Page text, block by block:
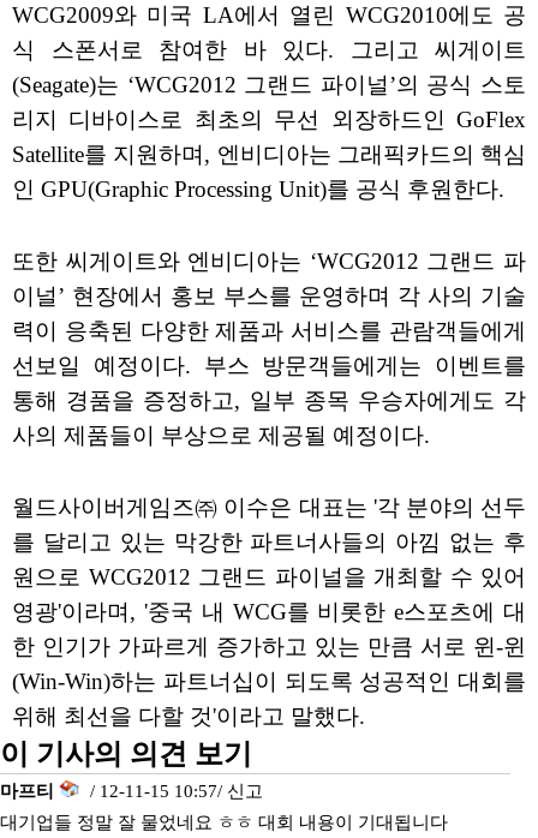
WCG2009와 미국 LA에서 열린 WCG2010에도 공
식 스폰서로 참여한 바 있다. 그리고 씨게이트
(Seagate)는 ‘WCG2012 그랜드 파이널’의 공식 스토
리지 디바이스로 최초의 무선 외장하드인 GoFlex
Satellite를 지원하며, 엔비디아는 그래픽카드의 핵심
인 GPU(Graphic Processing Unit)를 공식 후원한다.
또한 씨게이트와 엔비디아는 ‘WCG2012 그랜드 파
이널’ 현장에서 홍보 부스를 운영하며 각 사의 기술
력이 응축된 다양한 제품과 서비스를 관람객들에게
선보일 예정이다. 부스 방문객들에게는 이벤트를
통해 경품을 증정하고, 일부 종목 우승자에게도 각
사의 제품들이 부상으로 제공될 예정이다.
월드사이버게임즈㈜ 이수은 대표는 '각 분야의 선두
를 달리고 있는 막강한 파트너사들의 아낌 없는 후
원으로 WCG2012 그랜드 파이널을 개최할 수 있어
영광'이라며, '중국 내 WCG를 비롯한 e스포츠에 대
한 인기가 가파르게 증가하고 있는 만큼 서로 윈-윈
(Win-Win)하는 파트너십이 되도록 성공적인 대회를
위해 최선을 다할 것'이라고 말했다.
이 기사의 의견 보기
마프티 / 12-11-15 10:57/ 신고
대기업들 정말 잘 물었네요 ㅎㅎ 대회 내용이 기대됩니다